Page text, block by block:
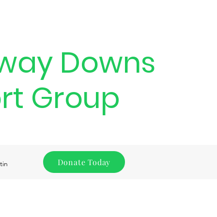
Downs
Group
Donate Today